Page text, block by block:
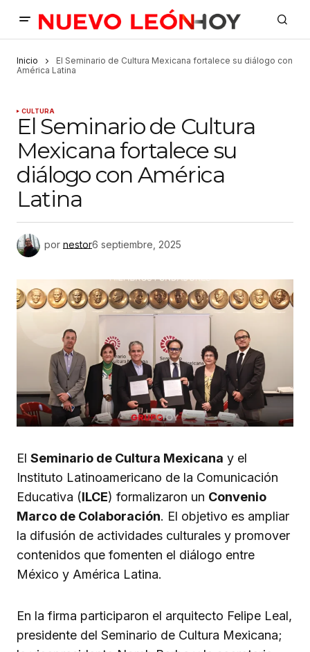
Inicio
El Seminario de Cultura Mexicana fortalece su diálogo con
América Latina
CULTURA
El Seminario de Cultura
Mexicana fortalece su
diálogo con América
Latina
por nestor6 septiembre, 2025
El Seminario de Cultura Mexicana y el
Instituto Latinoamericano de la Comunicación
Educativa (ILCE) formalizaron un Convenio
Marco de Colaboración. El objetivo es ampliar
la difusión de actividades culturales y promover
contenidos que fomenten el diálogo entre
México y América Latina.
En la firma participaron el arquitecto Felipe Leal,
presidente del Seminario de Cultura Mexicana;